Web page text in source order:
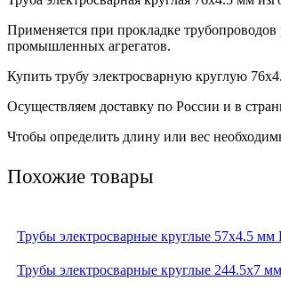
Применяется при прокладке
промышленных агрегатов.
Купить трубу электросварную круглую
Осуществляем доставку по России и в
Чтобы определить длину или вес
Похожие товары
Трубы электросварные круглые 57x4.5
Трубы электросварные круглые 244.5x7